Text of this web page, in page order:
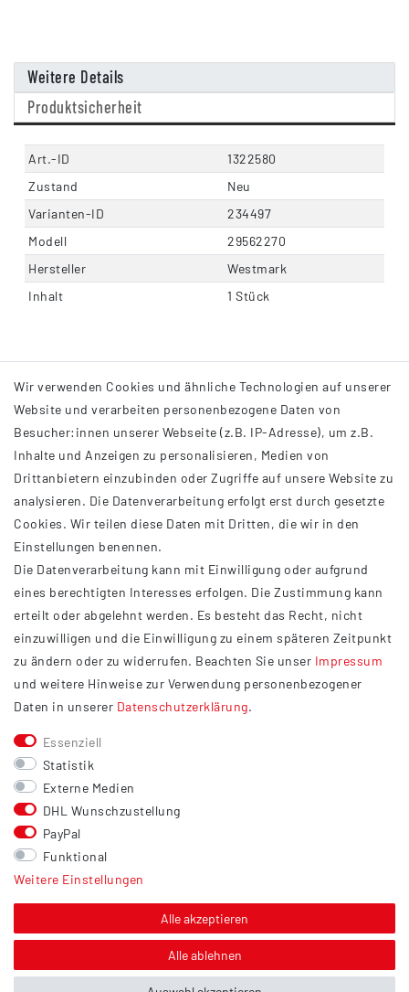
Weitere Details
Produktsicherheit
Art.-ID
1322580
Zustand
Neu
Varianten-ID
234497
Modell
29562270
Hersteller
Westmark
Inhalt
1 Stück
INFORMATIONEN
AGB
Impressum
Datenschutzerklärung
Widerrufsrecht
Barrierefreiheit
Service
Kontakt
Versand
Zahlung
Vertrag widerrufen
Sonstiges
Hinweis zur Entsorgung von Altbatterien & Altöl
Über uns
Wir verwenden Cookies und ähnliche Technologien auf unserer
Website und verarbeiten personenbezogene Daten von
Besucher:innen unserer Webseite (z.B. IP-Adresse), um z.B.
Inhalte und Anzeigen zu personalisieren, Medien von
Drittanbietern einzubinden oder Zugriffe auf unsere Website zu
analysieren. Die Datenverarbeitung erfolgt erst durch gesetzte
Cookies. Wir teilen diese Daten mit Dritten, die wir in den
Einstellungen benennen.
Die Datenverarbeitung kann mit Einwilligung oder aufgrund
eines berechtigten Interesses erfolgen. Die Zustimmung kann
erteilt oder abgelehnt werden. Es besteht das Recht, nicht
einzuwilligen und die Einwilligung zu einem späteren Zeitpunkt
zu ändern oder zu widerrufen. Beachten Sie unser Impressum
und weitere Hinweise zur Verwendung personenbezogener
Daten in unserer Daten­schutz­erklärung.
Essenziell
Statistik
Externe Medien
DHL Wunschzustellung
PayPal
Funktional
Weitere Einstellungen
Alle akzeptieren
Alle ablehnen